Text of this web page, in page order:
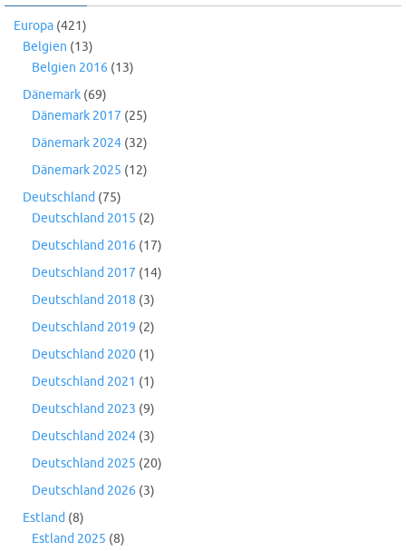
Europa (421)
Belgien (13)
Belgien 2016 (13)
Dänemark (69)
Dänemark 2017 (25)
Dänemark 2024 (32)
Dänemark 2025 (12)
Deutschland (75)
Deutschland 2015 (2)
Deutschland 2016 (17)
Deutschland 2017 (14)
Deutschland 2018 (3)
Deutschland 2019 (2)
Deutschland 2020 (1)
Deutschland 2021 (1)
Deutschland 2023 (9)
Deutschland 2024 (3)
Deutschland 2025 (20)
Deutschland 2026 (3)
Estland (8)
Estland 2025 (8)